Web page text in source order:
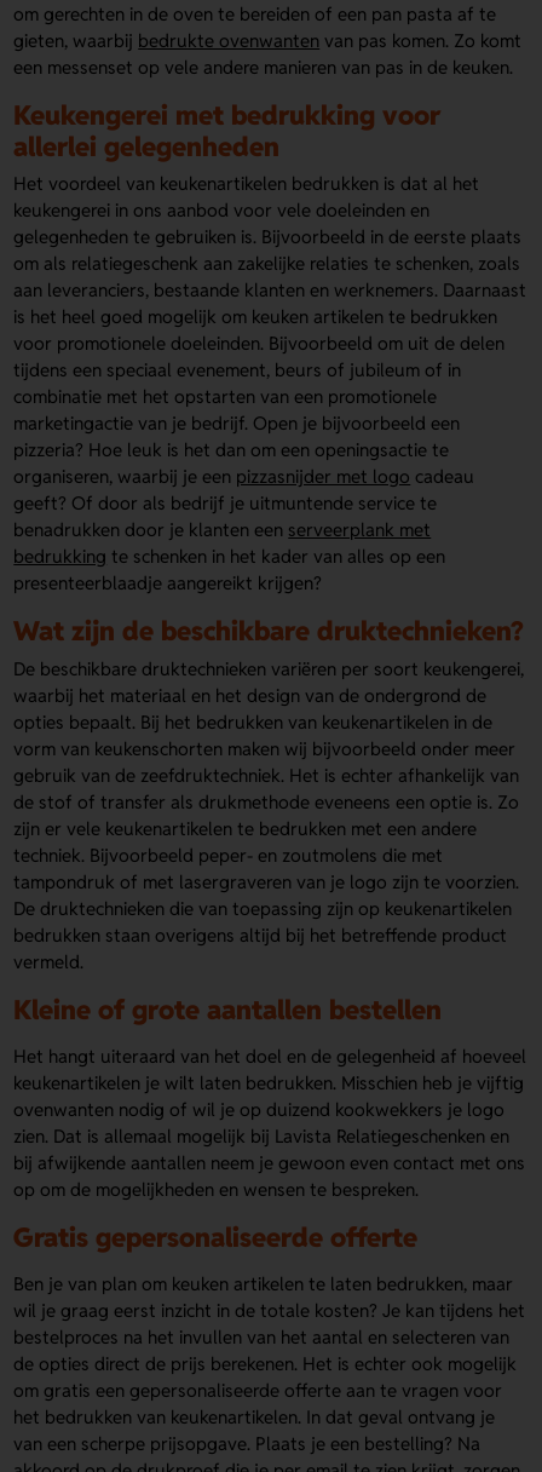
om gerechten in de oven te bereiden of een pan pasta af te
gieten, waarbij bedrukte ovenwanten van pas komen. Zo komt
een messenset op vele andere manieren van pas in de keuken.
Keukengerei met bedrukking voor
allerlei gelegenheden
Het voordeel van keukenartikelen bedrukken is dat al het
keukengerei in ons aanbod voor vele doeleinden en
gelegenheden te gebruiken is. Bijvoorbeeld in de eerste plaats
om als relatiegeschenk aan zakelijke relaties te schenken, zoals
aan leveranciers, bestaande klanten en werknemers. Daarnaast
is het heel goed mogelijk om keuken artikelen te bedrukken
voor promotionele doeleinden. Bijvoorbeeld om uit de delen
tijdens een speciaal evenement, beurs of jubileum of in
combinatie met het opstarten van een promotionele
marketingactie van je bedrijf. Open je bijvoorbeeld een
pizzeria? Hoe leuk is het dan om een openingsactie te
organiseren, waarbij je een pizzasnijder met logo cadeau
geeft? Of door als bedrijf je uitmuntende service te
benadrukken door je klanten een serveerplank met
bedrukking te schenken in het kader van alles op een
presenteerblaadje aangereikt krijgen?
Wat zijn de beschikbare druktechnieken?
De beschikbare druktechnieken variëren per soort keukengerei,
waarbij het materiaal en het design van de ondergrond de
opties bepaalt. Bij het bedrukken van keukenartikelen in de
vorm van keukenschorten maken wij bijvoorbeeld onder meer
gebruik van de zeefdruktechniek. Het is echter afhankelijk van
de stof of transfer als drukmethode eveneens een optie is. Zo
zijn er vele keukenartikelen te bedrukken met een andere
techniek. Bijvoorbeeld peper- en zoutmolens die met
tampondruk of met lasergraveren van je logo zijn te voorzien.
De druktechnieken die van toepassing zijn op keukenartikelen
bedrukken staan overigens altijd bij het betreffende product
vermeld.
Kleine of grote aantallen bestellen
Het hangt uiteraard van het doel en de gelegenheid af hoeveel
keukenartikelen je wilt laten bedrukken. Misschien heb je vijftig
ovenwanten nodig of wil je op duizend kookwekkers je logo
zien. Dat is allemaal mogelijk bij Lavista Relatiegeschenken en
bij afwijkende aantallen neem je gewoon even contact met ons
op om de mogelijkheden en wensen te bespreken.
Gratis gepersonaliseerde offerte
Ben je van plan om keuken artikelen te laten bedrukken, maar
wil je graag eerst inzicht in de totale kosten? Je kan tijdens het
bestelproces na het invullen van het aantal en selecteren van
de opties direct de prijs berekenen. Het is echter ook mogelijk
om gratis een gepersonaliseerde offerte aan te vragen voor
het bedrukken van keukenartikelen. In dat geval ontvang je
van een scherpe prijsopgave. Plaats je een bestelling? Na